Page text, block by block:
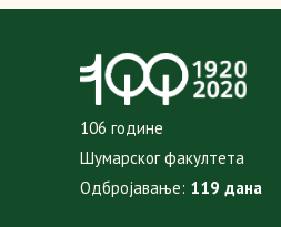
106 године
Шумарског факултета
Одбројавање: 119 дана